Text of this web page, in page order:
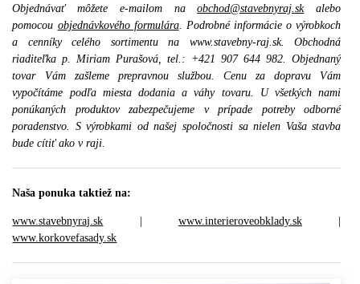
Objednávať môžete e-mailom naobchod@stavebnyraj.skalebo
pomocou objednávkového formulára. Podrobné informácie o výrobkoch
a cenníky celého sortimentu na www.stavebny-raj.sk. Obchodná
riaditeľka p. Miriam Purašová, tel.: +421 907 644 982. Objednaný
tovar Vám zašleme prepravnou službou. Cenu za dopravu Vám
vypočítáme podľa miesta dodania a váhy tovaru. U všetkých nami
ponúkaných produktov zabezpečujeme v prípade potreby odborné
poradenstvo. S výrobkami od našej spoločnosti sa nielen Vaša stavba
bude cítiť ako v raji.
Naša ponuka taktiež na:
www.stavebnyraj.sk www.interieroveobklady.sk|
www.korkovefasady.sk